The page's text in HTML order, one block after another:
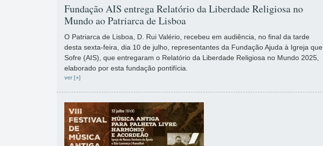
Fundação AIS entrega Relatório da Liberdade Religiosa no
Mundo ao Patriarca de Lisboa
O Patriarca de Lisboa, D. Rui Valério, recebeu em audiência, no final da tarde
desta sexta-feira, dia 10 de julho, representantes da Fundação Ajuda à Igreja que
Sofre (AIS), que entregaram o Relatório da Liberdade Religiosa no Mundo 2025,
elaborado por esta fundação pontifícia.
ver [+]